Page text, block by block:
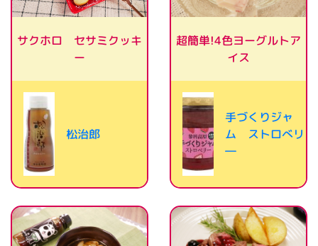
サクホロ セサミクッキ
ー
松治郎
超簡単!4色ヨーグルトア
イス
手づくりジャ
ム ストロべリ
―